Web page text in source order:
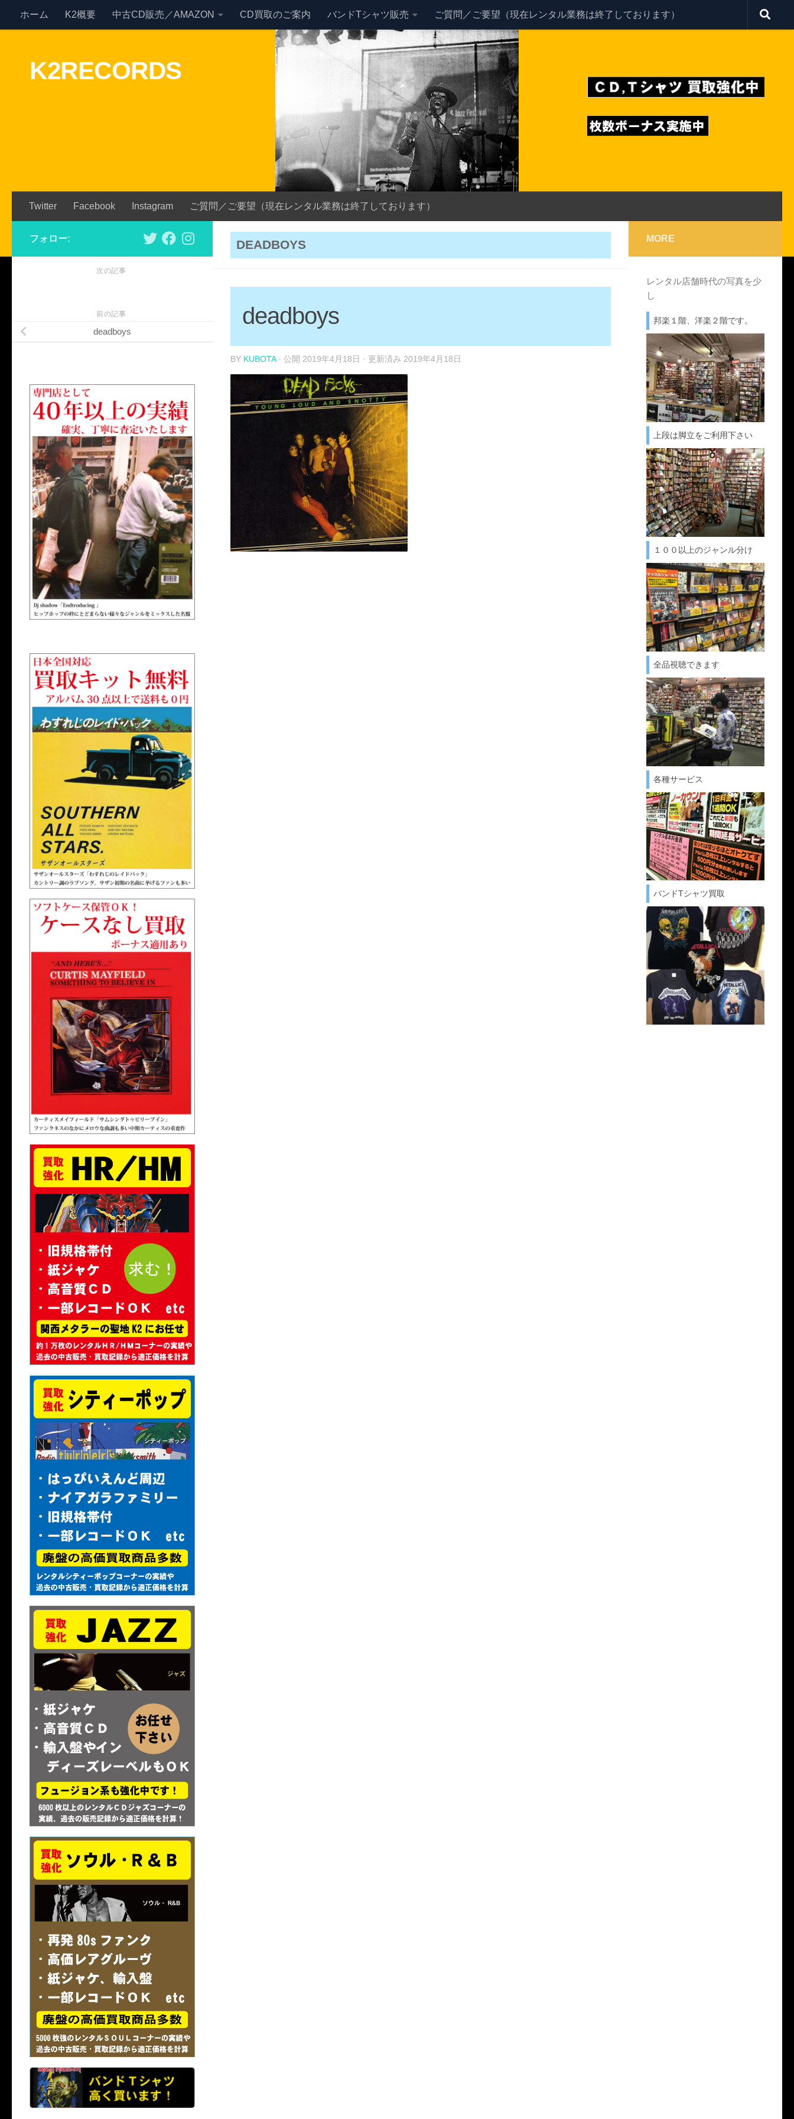
Skip to content
ホーム K2概要 中古CD販売／AMAZON CD買取のご案内 バンドTシャツ販売 ご質問／ご要望（現在レンタル業務は終了しております）
K2RECORDS
Twitter Facebook Instagram ご質問／ご要望（現在レンタル業務は終了しております）
DEADBOYS
deadboys
BY KUBOTA · 公開 2019年4月18日 · 更新済み 2019年4月18日
フォロー:
次の記事
前の記事
deadboys
MORE
レンタル店舗時代の写真を少
し
邦楽１階、洋楽２階です。
上段は脚立をご利用下さい
１００以上のジャンル分け
全品視聴できます
各種サービス
バンドTシャツ買取